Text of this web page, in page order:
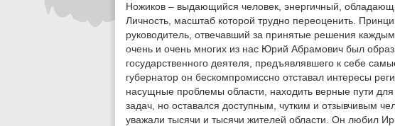
Ножиков – выдающийся человек, энергичный,
Личность, масштаб которой трудно переоценить.
руководитель, отвечавший за принятые решения
очень и очень многих из нас Юрий Абрамович был
государственного деятеля, предъявлявшего к себе
губернатор он бескомпромиссно отставал интересы
насущные проблемы области, находить верные пути
задач, но оставался доступным, чутким и отзывчивым
уважали тысячи и тысячи жителей области. Он любил